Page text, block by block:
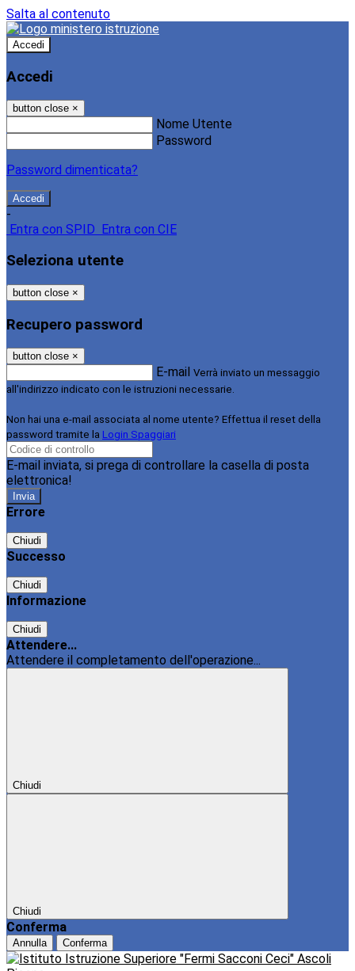
Salta al contenuto
Accedi
Accedi
button close ×
Nome Utente
Password
Password dimenticata?
-
Entra con SPID
Entra con CIE
Seleziona utente
button close ×
Recupero password
button close ×
E-mail Verrà inviato un messaggio
all'indirizzo indicato con le istruzioni necessarie.
Non hai una e-mail associata al nome utente? Effettua il reset della
password tramite la Login Spaggiari
E-mail inviata, si prega di controllare la casella di posta
elettronica!
Errore
Chiudi
Successo
Chiudi
Informazione
Chiudi
Attendere...
Attendere il completamento dell'operazione...
Chiudi
Chiudi
Conferma
Annulla Conferma